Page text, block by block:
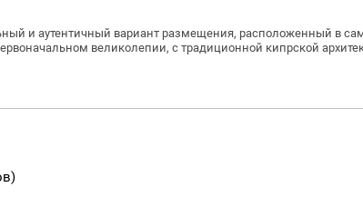
и аутентичный вариант размещения, расположенный в
великолепии, с традиционной кипрской